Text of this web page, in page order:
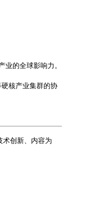
的全球影响力。
核产业集群的协
术创新、内容为